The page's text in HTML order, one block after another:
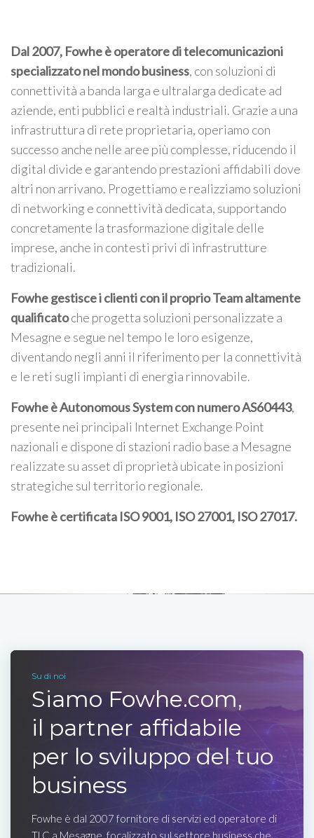
Dal 2007, Fowhe è operatore di telecomunicazioni
specializzato nel mondo business, con soluzioni di
connettività a banda larga e ultralarga dedicate ad
aziende, enti pubblici e realtà industriali. Grazie a una
infrastruttura di rete proprietaria, operiamo con
successo anche nelle aree più complesse, riducendo il
digital divide e garantendo prestazioni affidabili dove
altri non arrivano. Progettiamo e realizziamo soluzioni
di networking e connettività dedicata, supportando
concretamente la trasformazione digitale delle
imprese, anche in contesti privi di infrastrutture
tradizionali.
Fowhe gestisce i clienti con il proprio Team altamente
qualificatoche progetta soluzioni personalizzate a
Mesagne e segue nel tempo le loro esigenze,
diventando negli anni il riferimento per la connettività
e le reti sugli impianti di energia rinnovabile.
Fowhe è Autonomous System con numero AS60443,
presente nei principali Internet Exchange Point
nazionali e dispone di stazioni radio base a Mesagne
realizzate su asset di proprietà ubicate in posizioni
strategiche sul territorio regionale.
Fowhe è certificata ISO 9001, ISO 27001, ISO 27017.
Su di noi
Siamo Fowhe.com,
il partner affidabile
per lo sviluppo del tuo
business
Fowhe è dal 2007 fornitore di servizi ed operatore di
TLC a Mesagne, focalizzato sul settore business che